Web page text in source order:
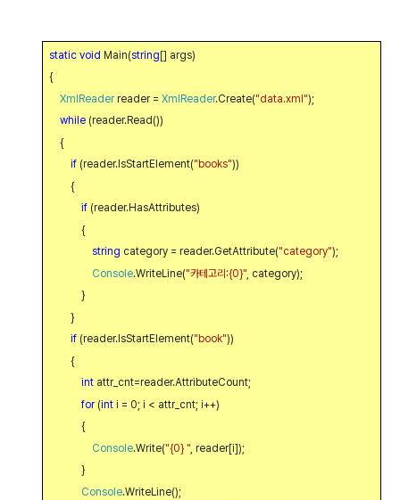
static void Main(string[] args)
{
XmlReaderreader =XmlReader.Create("data.xml");
while (reader.Read())
{
if (reader.IsStartElement("books"))
{
if (reader.HasAttributes)
{
string category = reader.GetAttribute("category");
Console.WriteLine("카테고리:{0}" , category);
}
}
if (reader.IsStartElement("book"))
{
int attr_cnt=reader.AttributeCount;
for(int i = 0; i < attr_cnt; i++)
{
Console.Write("{0} " , reader[i]);
}
Console.WriteLine();